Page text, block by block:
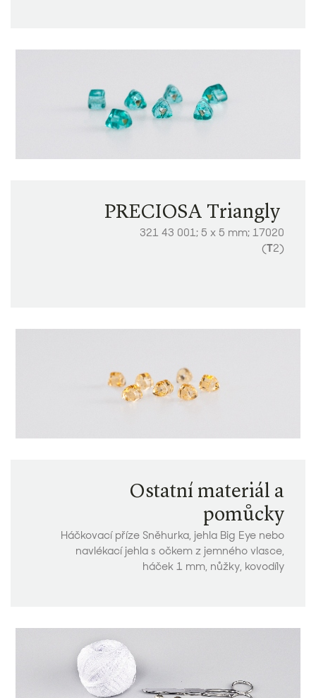
PRECIOSA Triangly ​​​​​​
321 43 001; 5 x 5 mm; 17020
(T2)
Ostatní materiál a
pomůcky
Háčkovací příze Sněhurka, jehla Big Eye nebo
navlékací jehla s očkem z jemného vlasce,
háček 1 mm, nůžky, kovodíly